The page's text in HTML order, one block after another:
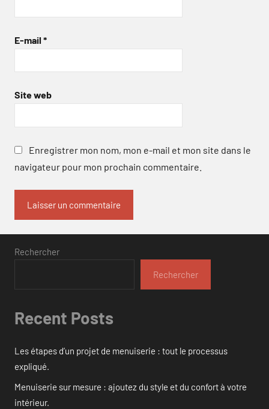
E-mail *
Site web
Enregistrer mon nom, mon e-mail et mon site dans le
navigateur pour mon prochain commentaire.
Rechercher
Rechercher
Recent Posts
Les étapes d’un projet de menuiserie : tout le processus
expliqué.
Menuiserie sur mesure : ajoutez du style et du confort à votre
intérieur.